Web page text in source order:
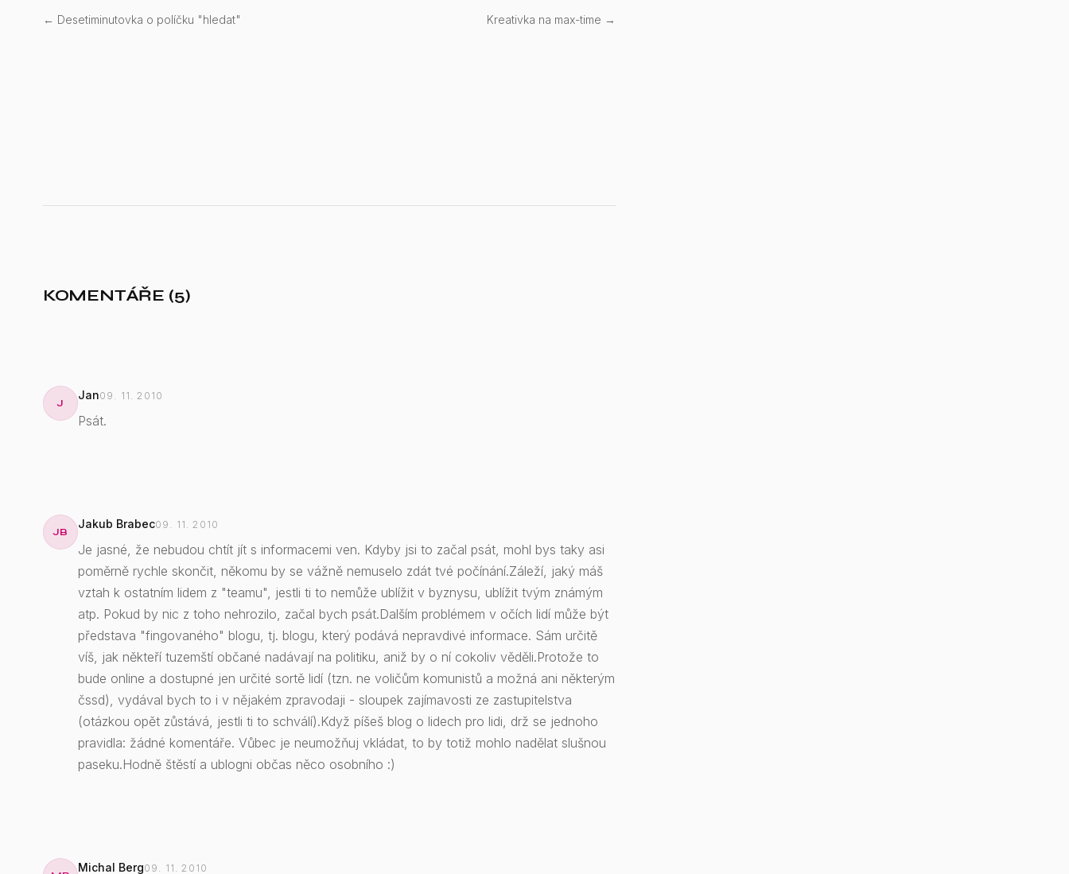
← Desetiminutovka o políčku "hledat" Kreativka na max-time →
KOMENTÁŘE (5)
J
Jan09. 11. 2010
Psát.
JB
Jakub Brabec09. 11. 2010
Je jasné, že nebudou chtít jít s informacemi ven. Kdyby jsi to začal psát, mohl bys taky asi
poměrně rychle skončit, někomu by se vážně nemuselo zdát tvé počínání.Záleží, jaký máš
vztah k ostatním lidem z "teamu", jestli ti to nemůže ublížit v byznysu, ublížit tvým známým
atp. Pokud by nic z toho nehrozilo, začal bych psát.Dalším problémem v očích lidí může být
představa "fingovaného" blogu, tj. blogu, který podává nepravdivé informace. Sám určitě
víš, jak někteří tuzemští občané nadávají na politiku, aniž by o ní cokoliv věděli.Protože to
bude online a dostupné jen určité sortě lidí (tzn. ne voličům komunistů a možná ani některým
čssd), vydával bych to i v nějakém zpravodaji - sloupek zajímavosti ze zastupitelstva
(otázkou opět zůstává, jestli ti to schválí).Když píšeš blog o lidech pro lidi, drž se jednoho
pravidla: žádné komentáře. Vůbec je neumožňuj vkládat, to by totiž mohlo nadělat slušnou
paseku.Hodně štěstí a ublogni občas něco osobního :)
Michal Berg09. 11. 2010